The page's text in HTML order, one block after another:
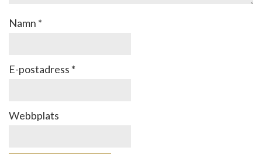
Namn *
E-postadress *
Webbplats